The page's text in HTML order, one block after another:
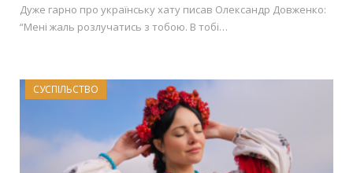
Дуже гарно про українську хату писав Олександр Довженко:
“Мені жаль розлучатись з тобою. В тобі…
СУСПІЛЬСТВО